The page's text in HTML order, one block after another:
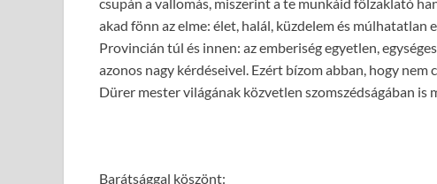
akad fönn az elme: élet, halál, küzdelem és múlhatatlan
Provincián túl és innen: az emberiség egyetlen,
azonos nagy kérdéseivel. Ezért bízom abban, hogy
Dürer mester világának közvetlen szomszédságában is
Barátsággal köszönt: